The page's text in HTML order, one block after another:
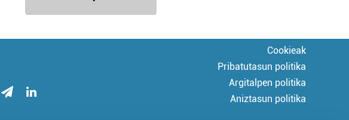
Cookieak
Pribatutasun politika
Argitalpen politika
Aniztasun politika